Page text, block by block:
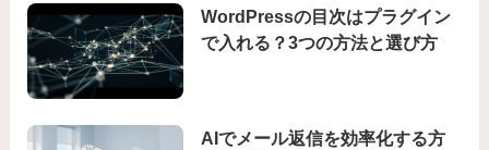
WordPressの目次はプラグイン
で入れる？3つの方法と選び方
AIでメール返信を効率化する方